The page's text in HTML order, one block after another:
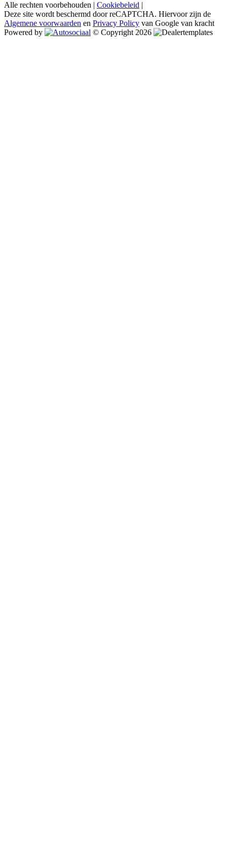
Alle rechten voorbehouden | Cookiebeleid |
Deze site wordt beschermd door reCAPTCHA. Hiervoor zijn de
Algemene voorwaarden en Privacy Policy van Google van kracht
Powered by
© Copyright 2026